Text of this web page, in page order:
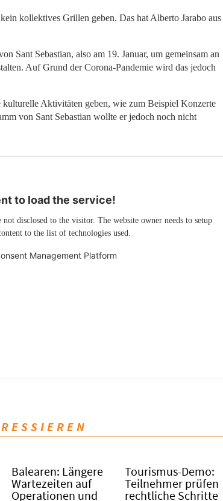
kollektives Grillen geben. Das hat Alberto Jarabo aus
Sant Sebastian, also am 19. Januar, um gemeinsam an
Auf Grund der Corona-Pandemie wird das jedoch
kulturelle Aktivitäten geben, wie zum Beispiel Konzerte
von Sant Sebastian wollte er jedoch noch nicht
to load the service!
disclosed to the visitor. The website owner needs to setup
to the list of technologies used.
Management Platform
Balearen: Längere
Wartezeiten auf
Operationen und
Tourismus-Demo:
Teilnehmer prüfen
rechtliche Schritte